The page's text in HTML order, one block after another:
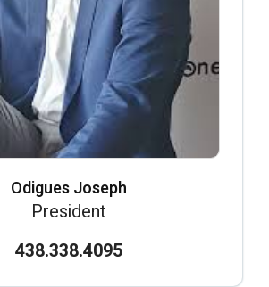
Odigues Joseph
President
438.338.4095